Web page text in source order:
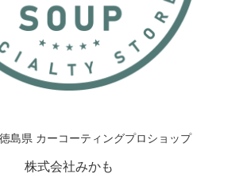
徳島県 カーコーティングプロショップ
株式会社みかも